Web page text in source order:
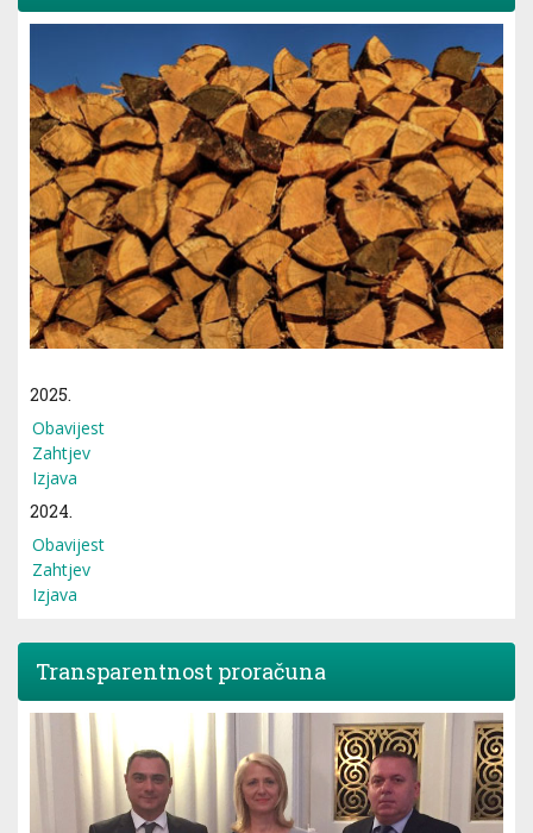
2025.
Obavijest
Zahtjev
Izjava
2024.
Obavijest
Zahtjev
Izjava
Transparentnost proračuna